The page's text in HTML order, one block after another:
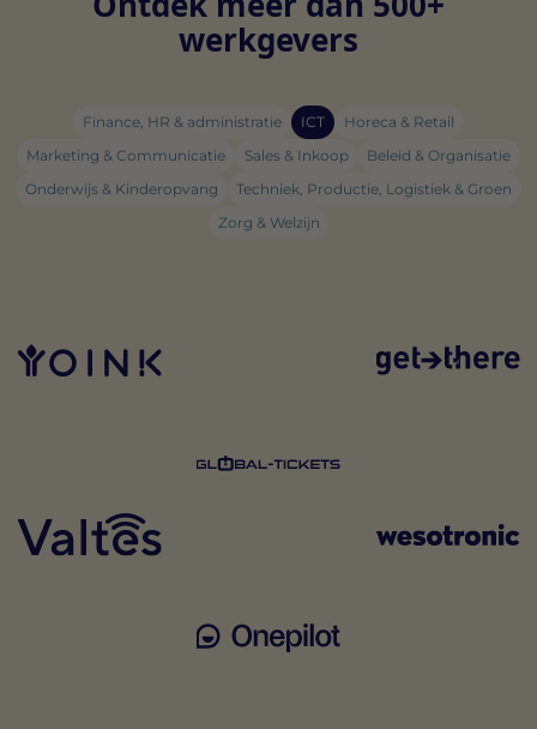
werkgevers
Finance, HR & administratie ICT
Horeca & Retail
Marketing & Communicatie
Sales & Inkoop
Beleid & Organisatie
Onderwijs & Kinderopvang
Techniek, Productie, Logistiek & Groen
Zorg & Welzijn